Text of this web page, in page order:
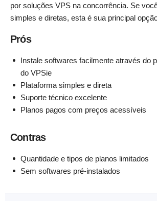
por soluções VPS na concorrência. Se
simples e diretas, esta é sua principal
Prós
Instale softwares facilmente através do
do VPSie
Plataforma simples e direta
Suporte técnico excelente
Planos pagos com preços acessíveis
Contras
Quantidade e tipos de planos limitados
Sem softwares pré-instalados